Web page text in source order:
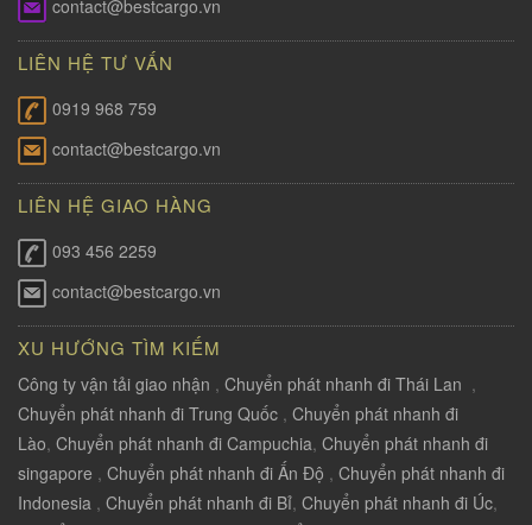
contact@bestcargo.vn
LIÊN HỆ TƯ VẤN
0919 968 759
contact@bestcargo.vn
LIÊN HỆ GIAO HÀNG
093 456 2259
contact@bestcargo.vn
XU HƯỚNG TÌM KIẾM
Công ty vận tải giao nhận , Chuyển phát nhanh đi Thái Lan ,
Chuyển phát nhanh đi Trung Quốc , Chuyển phát nhanh đi
Lào, Chuyển phát nhanh đi Campuchia, Chuyển phát nhanh đi
singapore , Chuyển phát nhanh đi Ấn Độ , Chuyển phát nhanh đi
Indonesia , Chuyển phát nhanh đi Bỉ, Chuyển phát nhanh đi Úc,